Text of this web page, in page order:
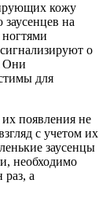
кожу
на
о
Они
для
появления не
с учетом их
заусенцы
необходимо
раз, а